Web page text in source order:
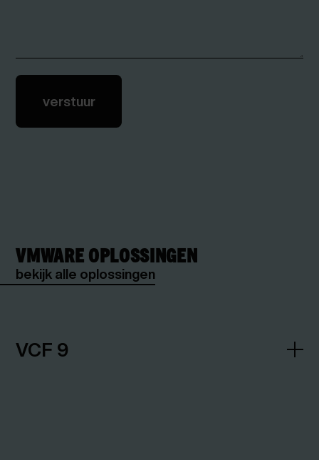
VMWARE OPLOSSINGEN
bekijk alle oplossingen
VCF 9